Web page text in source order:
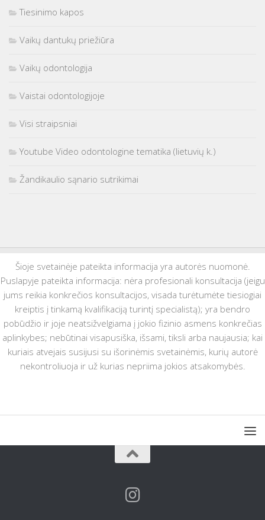
Tiesinimo kapos
Vaikų dantukų priežiūra
Vaikų odontologija
Vaistai odontologijoje
Visi straipsniai
Youtube Video odontologine tematika (lietuvių k.)
Žandikaulio sąnario sutrikimai
Šioje svetainėje pateikta informacija yra autorės nuomonė.
Puslapyje pateikta informacija: nėra profesionali konsultacija (jeigu
jums reikia konkrečios konsultacijos, visada turėtumėte tiesiogiai
kreiptis į tinkamą kvalifikaciją turintį specialistą); yra bendro
pobūdžio ir joje neatsižvelgiama į jokio fizinio asmens konkrečias
aplinkybes; nebūtinai visapusiška, išsami, tiksli arba naujausia; kai
kuriais atvejais susijusi su išorinėmis svetainėmis, kurių autorė
nekontroliuoja ir už kurias nepriima jokios atsakomybės.